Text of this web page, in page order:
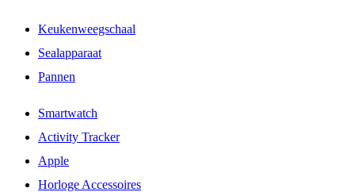
Keukenweegschaal
Sealapparaat
Pannen
Smartwatch
Activity Tracker
Apple
Horloge Accessoires